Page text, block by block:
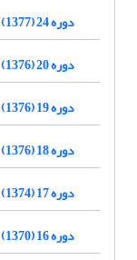
دوره 24 (1377)
دوره 20 (1376)
دوره 19 (1376)
دوره 18 (1376)
دوره 17 (1374)
دوره 16 (1370)